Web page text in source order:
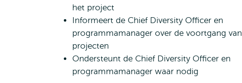
het project
Informeert de Chief Diversity Officer en
programmamanager over de voortgang van
projecten
Ondersteunt de Chief Diversity Officer en
programmamanager waar nodig